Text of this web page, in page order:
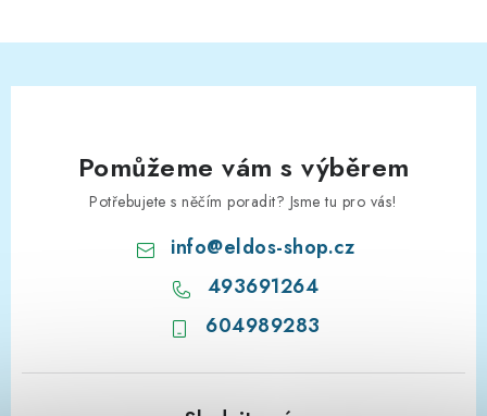
Pomůžeme vám s výběrem
Potřebujete s něčím poradit? Jsme tu pro vás!
info@eldos-shop.cz
493691264
604989283